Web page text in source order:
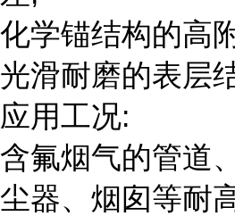
化学锚结构的高
光滑耐磨的表层
应用工况:
含氟烟气的管道
尘器、烟囱等耐